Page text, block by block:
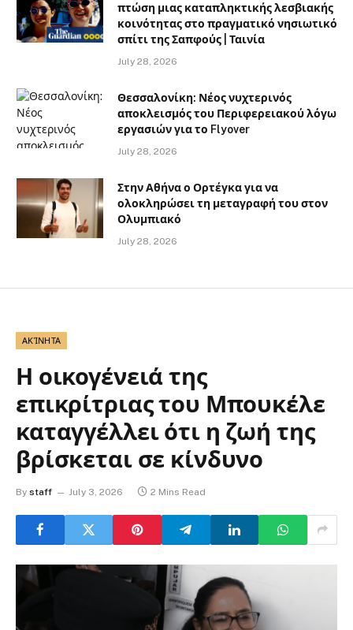
πτώση μιας καταπληκτικής λεσβιακής
κοινότητας στο πραγματικό νησιωτικό
σπίτι της Σαπφούς | Ταινία
July 28, 2026
Θεσσαλονίκη: Νέος νυχτερινός
αποκλεισμός του Περιφερειακού λόγω
εργασιών για το Flyover
July 28, 2026
Στην Αθήνα ο Ορτέγκα για να
ολοκληρώσει τη μεταγραφή του στον
Ολυμπιακό
July 28, 2026
ΑΚΊΝΗΤΑ
Η οικογένειά της
επικρίτριας του Μπουκέλε
καταγγέλλει ότι η ζωή της
βρίσκεται σε κίνδυνο
By staff July 3, 2026 2 Mins Read